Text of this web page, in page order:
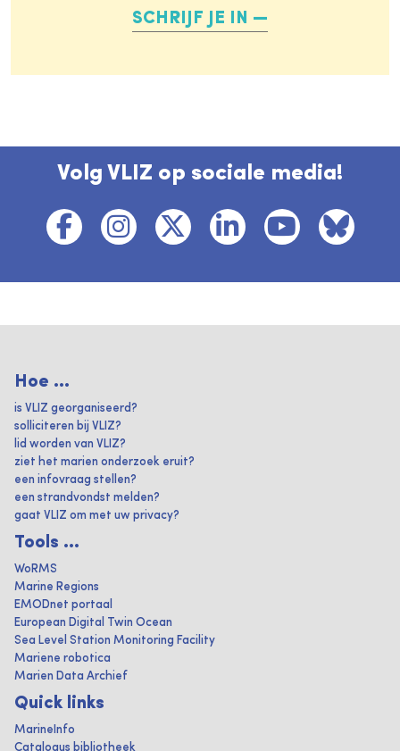
SCHRIJF JE IN
Volg VLIZ op sociale media!
Hoe ...
is VLIZ georganiseerd?
solliciteren bij VLIZ?
lid worden van VLIZ?
ziet het marien onderzoek eruit?
een infovraag stellen?
een strandvondst melden?
gaat VLIZ om met uw privacy?
Tools ...
WoRMS
Marine Regions
EMODnet portaal
European Digital Twin Ocean
Sea Level Station Monitoring Facility
Mariene robotica
Marien Data Archief
Quick links
MarineInfo
Catalogus bibliotheek